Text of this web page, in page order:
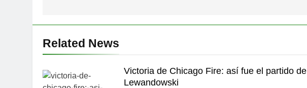
Related News
Victoria de Chicago Fire: así fue el partido de
Lewandowski